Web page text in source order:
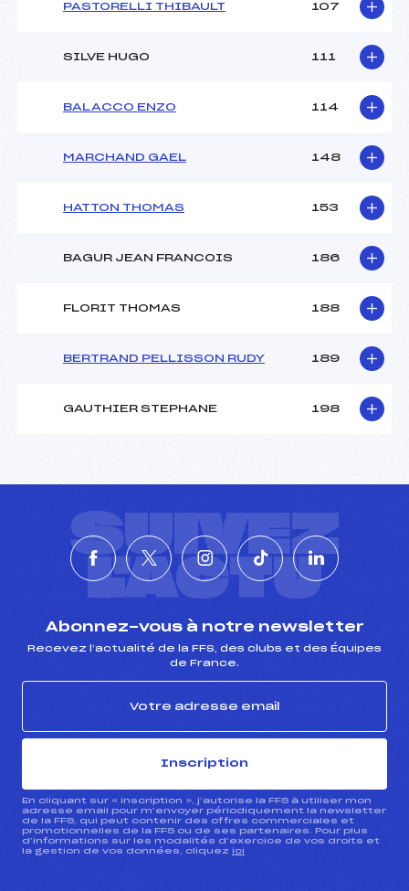
PASTORELLI THIBAULT 107
SILVE HUGO 111
BALACCO ENZO 114
MARCHAND GAEL 148
HATTON THOMAS 153
BAGUR JEAN FRANCOIS 186
FLORIT THOMAS 188
BERTRAND PELLISSON RUDY 189
GAUTHIER STEPHANE 198
SUIVEZ
L'ACTU
Abonnez-vous à notre newsletter
Recevez l’actualité de la FFS, des clubs et des Équipes
de France.
Inscription
En cliquant sur « inscription », j’autorise la FFS à utiliser mon
adresse email pour m’envoyer périodiquement la newsletter
de la FFS, qui peut contenir des offres commerciales et
promotionnelles de la FFS ou de ses partenaires. Pour plus
d’informations sur les modalités d’exercice de vos droits et
la gestion de vos données, cliquez ici